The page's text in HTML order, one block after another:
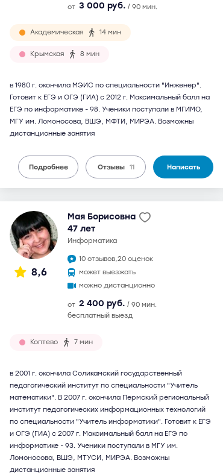
от 3 000 руб. / 90 мин.
Академическая 14 мин
Крымская 8 мин
в 1980 г. окончила МЭИС по специальности "Инженер".
Готовит к ЕГЭ и ОГЭ (ГИА) с 2012 г. Максимальный балл на
ЕГЭ по информатике - 98. Ученики поступали в МГИМО,
МГУ им. Ломоносова, ВШЭ, МФТИ, МИРЭА. Возможны
дистанционные занятия
Подробнее Отзывы 11 Написать
8,6
Мая Борисовна
47 лет
информатика
10 отзывов,20 оценок
может выезжать
можно дистанционно
от 2 400 руб. / 90 мин.
бесплатный выезд
Коптево 7 мин
в 2001 г. окончила Соликамский государственный
педагогический институт по специальности "Учитель
математики". В 2007 г. окончила Пермский региональный
институт педагогических информационных технологий
по специальности "Учитель информатики". Готовит к ЕГЭ
и ОГЭ (ГИА) с 2007 г. Максимальный балл на ЕГЭ по
информатике - 93. Ученики поступали в МГУ им.
Ломоносова, ВШЭ, МТУСИ, МИРЭА. Возможны
дистанционные занятия